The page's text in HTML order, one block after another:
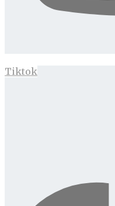
Tiktok